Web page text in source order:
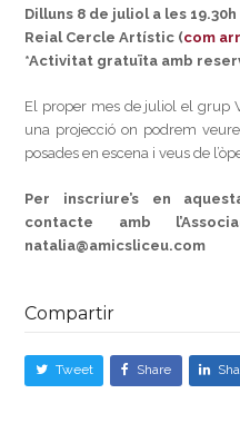
Dilluns 8 de juliol a les 19.30h
Reial Cercle Artístic (com
*Activitat gratuïta amb
El proper mes de juliol el grup
una projecció on podrem
posades en escena i veus de
Per inscriure’s en
contacte amb
natalia@amicsliceu.com
Compartir
Tweet Share